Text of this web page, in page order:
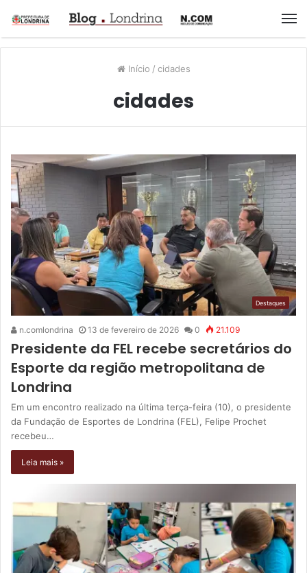
Início / cidades
cidades
Destaques
n.comlondrina 13 de fevereiro de 2026 0 21.109
Presidente da FEL recebe secretários do
Esporte da região metropolitana de
Londrina
Em um encontro realizado na última terça-feira (10), o presidente
da Fundação de Esportes de Londrina (FEL), Felipe Prochet
recebeu…
Leia mais »